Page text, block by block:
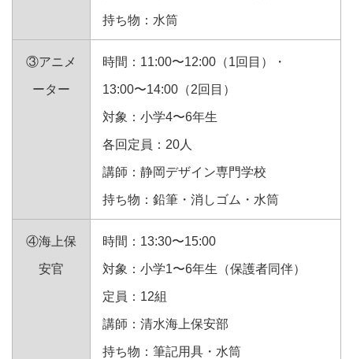
持ち物：水筒
③アニメ
ーター
時間：11:00〜12:00（1回目）・
13:00〜14:00（2回目）
対象：小学4〜6年生
各回定員：20人
講師：静岡デザイン専門学校
持ち物：鉛筆・消しゴム・水筒
④海上保
安官
時間：13:30〜15:00
対象：小学1〜6年生（保護者同伴）
定員：12組
講師：清水海上保安部
持ち物：筆記用具・水筒